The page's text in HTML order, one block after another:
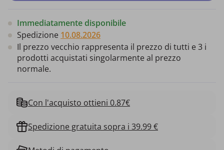
Immediatamente disponibile
Spedizione 10.08.2026
Il prezzo vecchio rappresenta il prezzo di tutti e 3 i
prodotti acquistati singolarmente al prezzo
normale.
Con l'acquisto ottieni 0.87€
Spedizione gratuita sopra i 39.99 €